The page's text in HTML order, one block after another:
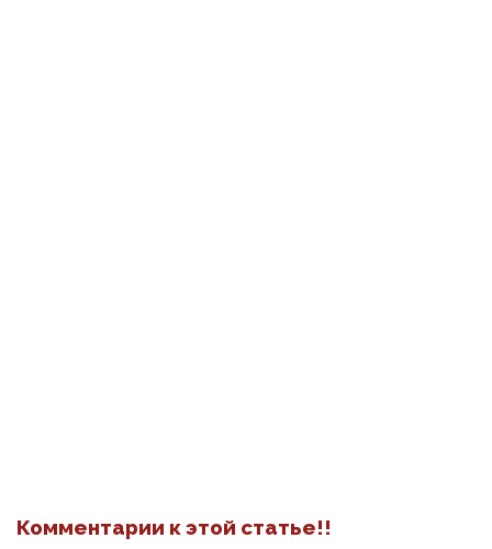
Комментарии к этой статье!!